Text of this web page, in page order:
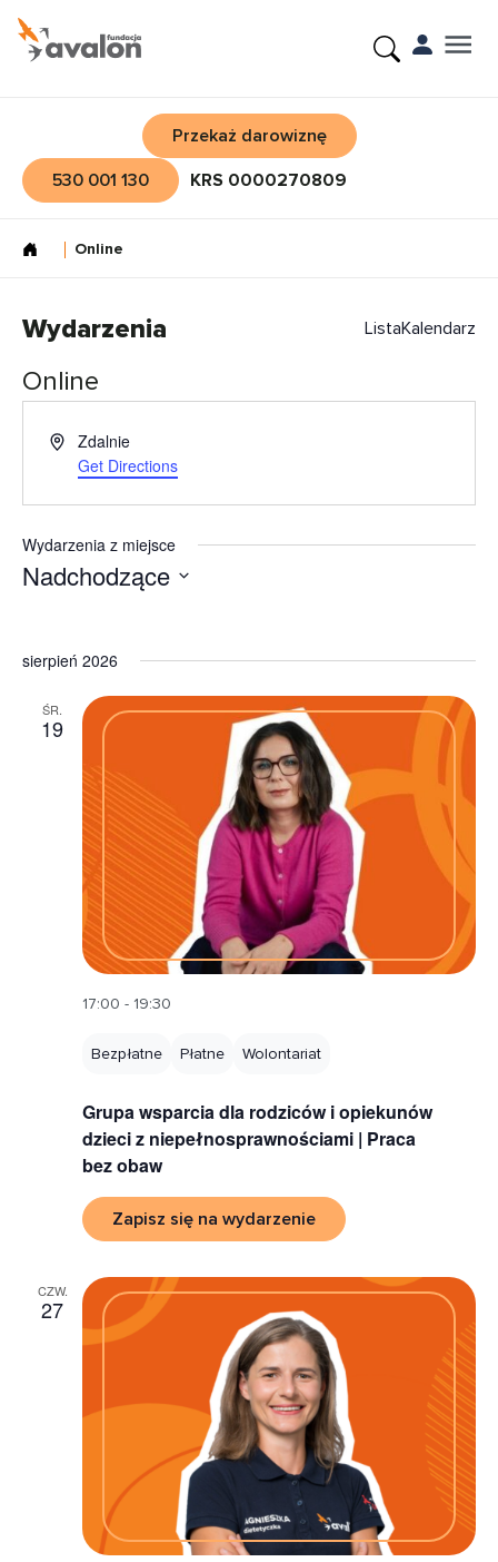
Przekaż darowiznę
530 001 130
KRS 0000270809
Online
Wydarzenia ListaKalendarz
Online
AdresZdalnie
Get Directions
Wydarzenia z miejsce
Nadchodzące
sierpień 2026
ŚR.
19
17:00 - 19:30
Grupa wsparcia dla rodziców i opiekunów
dzieci z niepełnosprawnościami | Praca
bez obaw
Bezpłatne Płatne Wolontariat
Zapisz się na wydarzenie
CZW.
27